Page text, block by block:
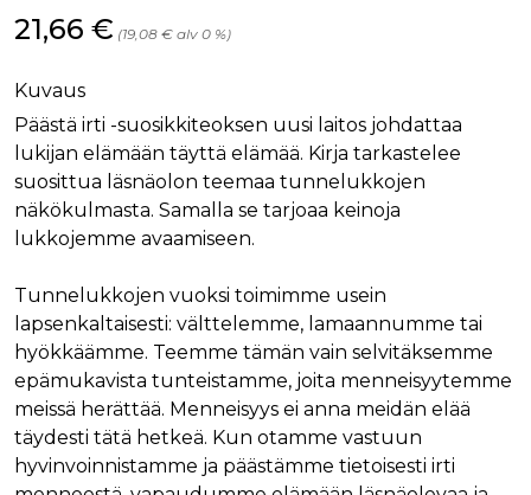
Hinta nyt
21,66 € (19,08 € alv 0 %)
Kuvaus
Päästä irti -suosikkiteoksen uusi laitos johdattaa
lukijan elämään täyttä elämää. Kirja tarkastelee
suosittua läsnäolon teemaa tunnelukkojen
näkökulmasta. Samalla se tarjoaa keinoja
lukkojemme avaamiseen.
Tunnelukkojen vuoksi toimimme usein
lapsenkaltaisesti: välttelemme, lamaannumme tai
hyökkäämme. Teemme tämän vain selvitäksemme
epämukavista tunteistamme, joita menneisyytemme
meissä herättää. Menneisyys ei anna meidän elää
täydesti tätä hetkeä. Kun otamme vastuun
hyvinvoinnistamme ja päästämme tietoisesti irti